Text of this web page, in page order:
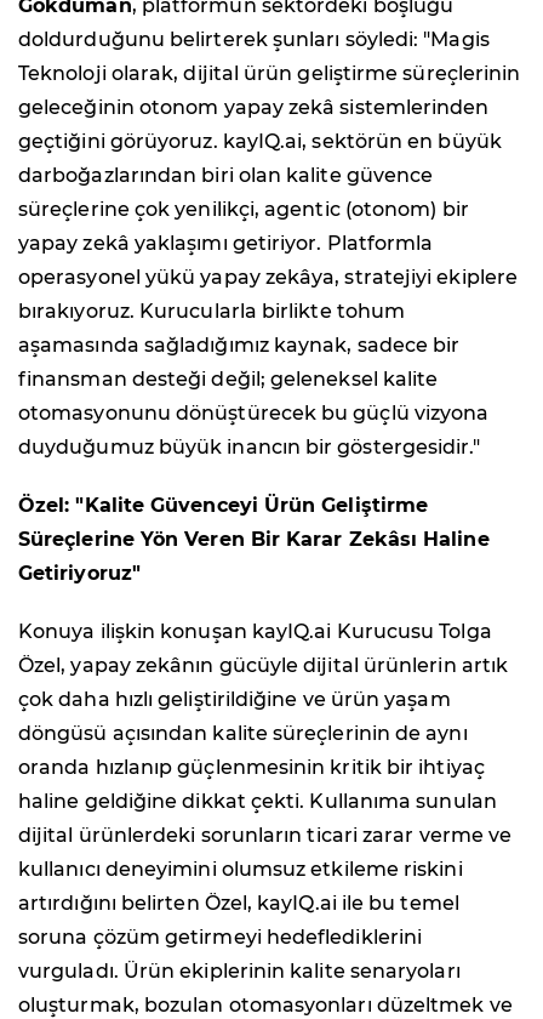
Gökduman, platformun sektördeki boşluğu
doldurduğunu belirterek şunları söyledi: "Magis
Teknoloji olarak, dijital ürün geliştirme süreçlerinin
geleceğinin otonom yapay zekâ sistemlerinden
geçtiğini görüyoruz. kayIQ.ai, sektörün en büyük
darboğazlarından biri olan kalite güvence
süreçlerine çok yenilikçi, agentic (otonom) bir
yapay zekâ yaklaşımı getiriyor. Platformla
operasyonel yükü yapay zekâya, stratejiyi ekiplere
bırakıyoruz. Kurucularla birlikte tohum
aşamasında sağladığımız kaynak, sadece bir
finansman desteği değil; geleneksel kalite
otomasyonunu dönüştürecek bu güçlü vizyona
duyduğumuz büyük inancın bir göstergesidir."
Özel: "Kalite Güvenceyi Ürün Geliştirme
Süreçlerine Yön Veren Bir Karar Zekâsı Haline
Getiriyoruz"
Konuya ilişkin konuşan kayIQ.ai Kurucusu Tolga
Özel, yapay zekânın gücüyle dijital ürünlerin artık
çok daha hızlı geliştirildiğine ve ürün yaşam
döngüsü açısından kalite süreçlerinin de aynı
oranda hızlanıp güçlenmesinin kritik bir ihtiyaç
haline geldiğine dikkat çekti. Kullanıma sunulan
dijital ürünlerdeki sorunların ticari zarar verme ve
kullanıcı deneyimini olumsuz etkileme riskini
artırdığını belirten Özel, kayIQ.ai ile bu temel
soruna çözüm getirmeyi hedeflediklerini
vurguladı. Ürün ekiplerinin kalite senaryoları
oluşturmak, bozulan otomasyonları düzeltmek ve